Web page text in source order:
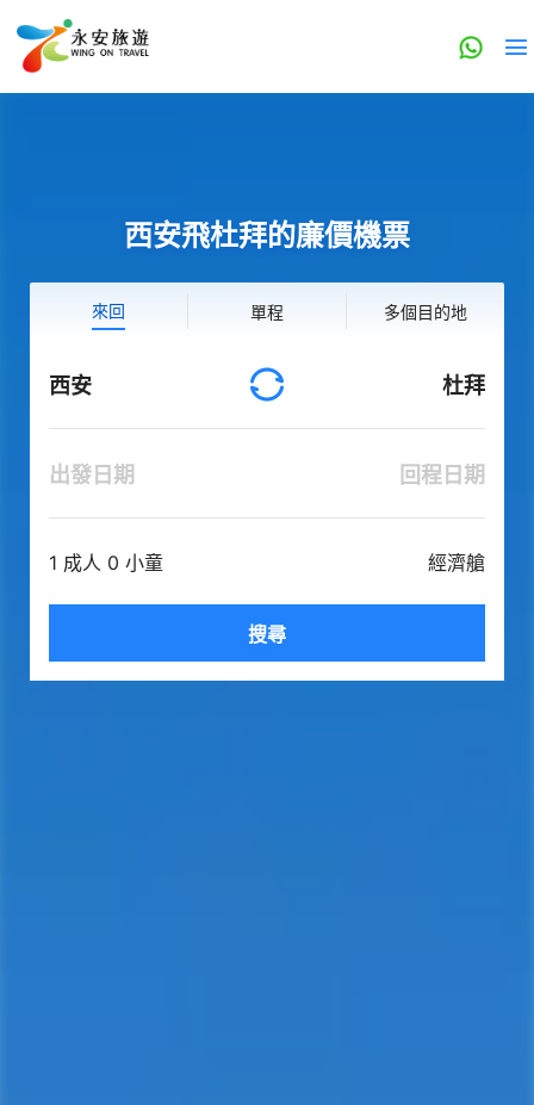
西安飛杜拜的廉價機票
來回 單程 多個目的地
西安 杜拜
出發日期 回程日期
1 成人 0 小童 經濟艙
搜尋